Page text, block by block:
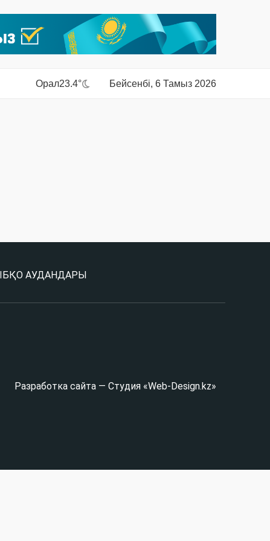
Орал23.4° Бейсенбі, 6 Тамыз 2026
БҚО АУДАНДАРЫ
Разработка сайта — Студия «Web-Design.kz»